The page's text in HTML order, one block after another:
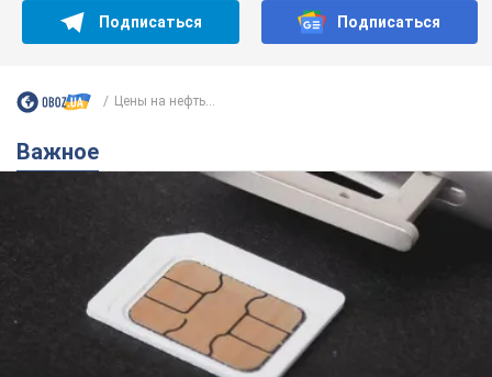
Подписаться Подписаться
Цены на нефть...
Важное